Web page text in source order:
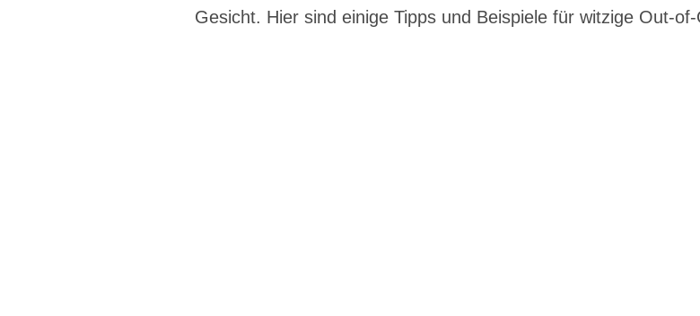
Gesicht. Hier sind einige Tipps und Beispiele für witzige Out-